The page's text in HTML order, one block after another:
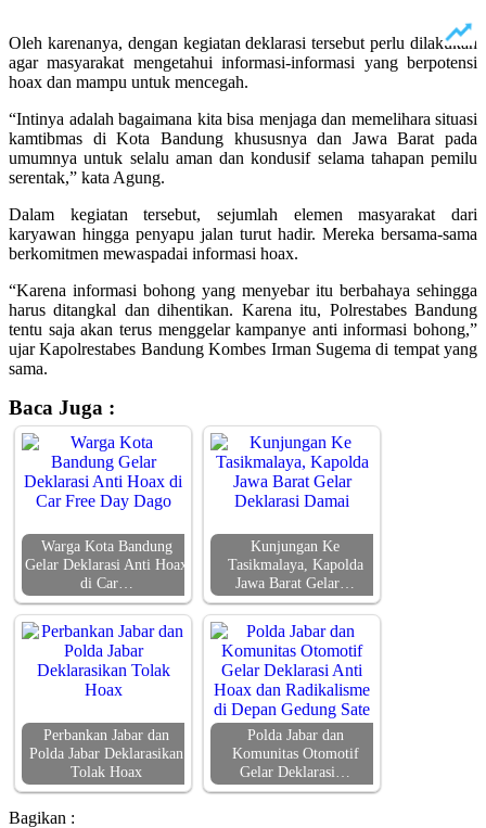
Oleh karenanya, dengan kegiatan deklarasi tersebut perlu dilakukan
agar masyarakat mengetahui informasi-informasi yang berpotensi
hoax dan mampu untuk mencegah.
“Intinya adalah bagaimana kita bisa menjaga dan memelihara situasi
kamtibmas di Kota Bandung khususnya dan Jawa Barat pada
umumnya untuk selalu aman dan kondusif selama tahapan pemilu
serentak,” kata Agung.
Dalam kegiatan tersebut, sejumlah elemen masyarakat dari
karyawan hingga penyapu jalan turut hadir. Mereka bersama-sama
berkomitmen mewaspadai informasi hoax.
“Karena informasi bohong yang menyebar itu berbahaya sehingga
harus ditangkal dan dihentikan. Karena itu, Polrestabes Bandung
tentu saja akan terus menggelar kampanye anti informasi bohong,”
ujar Kapolrestabes Bandung Kombes Irman Sugema di tempat yang
sama.
Baca Juga :
Warga Kota Bandung
Gelar Deklarasi Anti Hoax
di Car…
Kunjungan Ke
Tasikmalaya, Kapolda
Jawa Barat Gelar…
Perbankan Jabar dan
Polda Jabar Deklarasikan
Tolak Hoax
Polda Jabar dan
Komunitas Otomotif
Gelar Deklarasi…
Bagikan :